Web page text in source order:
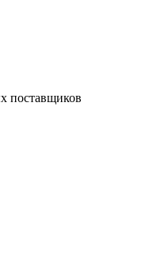
поставщиков